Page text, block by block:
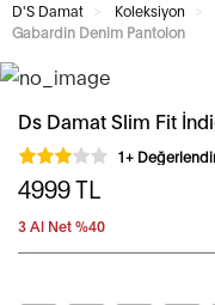
D'S Damat Koleksiyon
Gabardin Denim Pantolon
Ds Damat Slim Fit
1+
4999TL
3 Al Net %40